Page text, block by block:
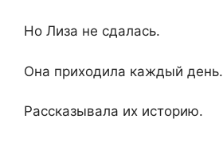
Но Лиза не сдалась.
Она приходила каждый день.
Рассказывала их историю.